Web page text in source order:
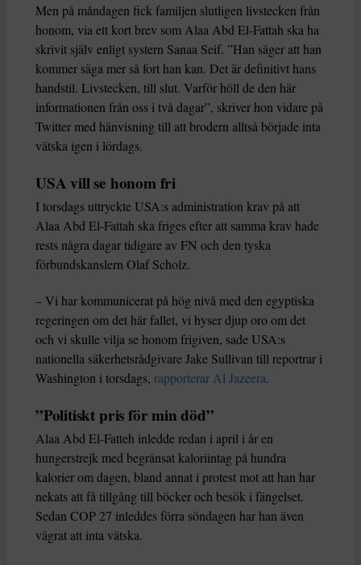
Men på måndagen fick familjen slutligen livstecken från
honom, via ett kort brev som Alaa Abd El-Fattah ska ha
skrivit själv enligt systern Sanaa Seif. ”Han säger att han
kommer säga mer så fort han kan. Det är definitivt hans
handstil. Livstecken, till slut. Varför höll de den här
informationen från oss i två dagar”, skriver hon vidare på
Twitter med hänvisning till att brodern alltså började inta
vätska igen i lördags.
USA vill se honom fri
I torsdags uttryckte USA:s administration krav på att
Alaa Abd El-Fattah ska friges efter att samma krav hade
rests några dagar tidigare av FN och den tyska
förbundskanslern Olaf Scholz.
– Vi har kommunicerat på hög nivå med den egyptiska
regeringen om det här fallet, vi hyser djup oro om det
och vi skulle vilja se honom frigiven, sade USA:s
nationella säkerhetsrådgivare Jake Sullivan till reportrar i
Washington i torsdags, rapporterar Al Jazeera.
”Politiskt pris för min död”
Alaa Abd El-Fatteh inledde redan i april i år en
hungerstrejk med begränsat kaloriintag på hundra
kalorier om dagen, bland annat i protest mot att han har
nekats att få tillgång till böcker och besök i fängelset.
Sedan COP 27 inleddes förra söndagen har han även
vägrat att inta vätska.